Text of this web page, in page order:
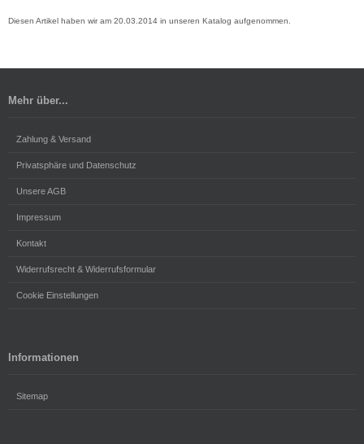
Diesen Artikel haben wir am 20.03.2014 in unseren Katalog aufgenommen.
Mehr über...
Zahlung & Versand
Privatsphäre und Datenschutz
Unsere AGB
Impressum
Kontakt
Widerrufsrecht & Widerrufsformular
Cookie Einstellungen
Informationen
Sitemap